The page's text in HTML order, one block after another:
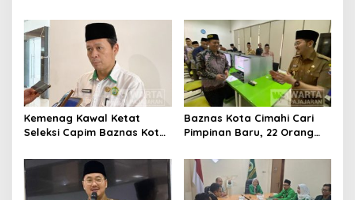
Publik
Kemenag Kawal Ketat
Seleksi Capim Baznas Kota
Komisioner Baznas
Berintegritas
Baznas Kota Cimahi Cari
Pimpinan Baru, 22 Orang